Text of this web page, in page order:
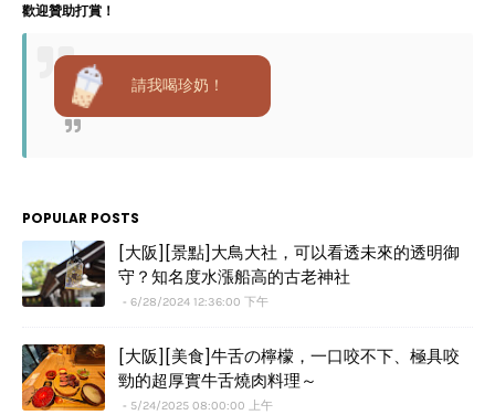
歡迎贊助打賞！
請我喝珍奶！
POPULAR POSTS
[大阪][景點]大鳥大社，可以看透未來的透明御
守？知名度水漲船高的古老神社
6/28/2024 12:36:00 下午
[大阪][美食]牛舌の檸檬，一口咬不下、極具咬
勁的超厚實牛舌燒肉料理～
5/24/2025 08:00:00 上午